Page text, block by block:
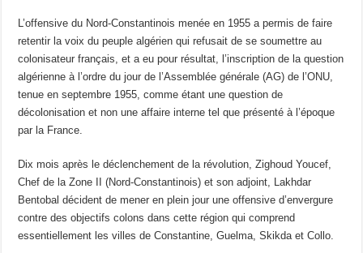
L’offensive du Nord-Constantinois menée en 1955 a permis de faire
retentir la voix du peuple algérien qui refusait de se soumettre au
colonisateur français, et a eu pour résultat, l’inscription de la question
algérienne à l’ordre du jour de l’Assemblée générale (AG) de l’ONU,
tenue en septembre 1955, comme étant une question de
décolonisation et non une affaire interne tel que présenté à l’époque
par la France.
Dix mois après le déclenchement de la révolution, Zighoud Youcef,
Chef de la Zone II (Nord-Constantinois) et son adjoint, Lakhdar
Bentobal décident de mener en plein jour une offensive d’envergure
contre des objectifs colons dans cette région qui comprend
essentiellement les villes de Constantine, Guelma, Skikda et Collo.